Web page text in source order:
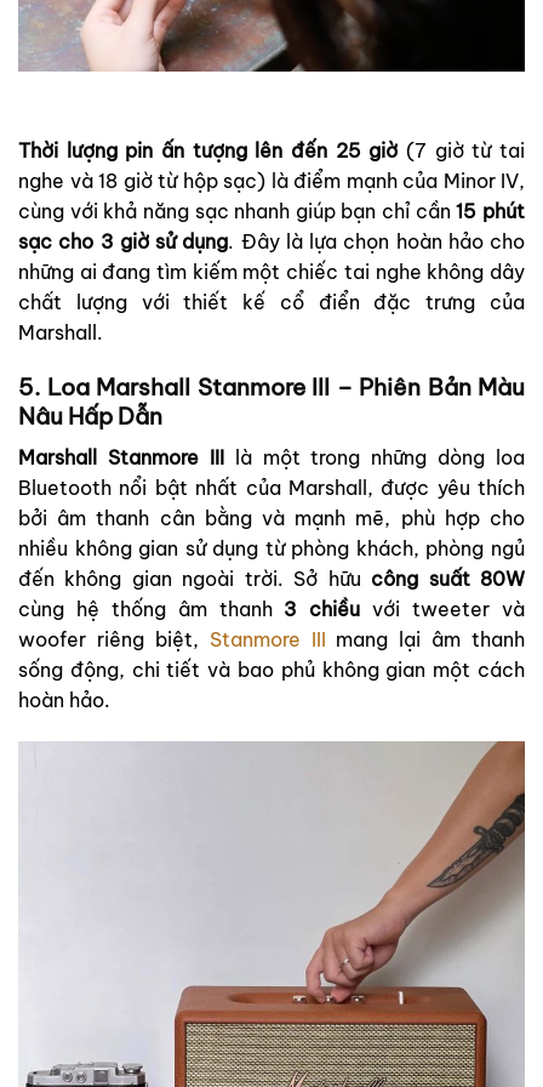
Thời lượng pin ấn tượng lên đến 25 giờ (7 giờ từ tai
nghe và 18 giờ từ hộp sạc) là điểm mạnh của Minor IV,
cùng với khả năng sạc nhanh giúp bạn chỉ cần15 phút
sạc cho 3 giờ sử dụng. Đây là lựa chọn hoàn hảo cho
những ai đang tìm kiếm một chiếc tai nghe không dây
chất lượng với thiết kế cổ điển đặc trưng của
Marshall.
5. Loa Marshall Stanmore III – Phiên Bản Màu
Nâu Hấp Dẫn
Marshall Stanmore IIIlà một trong những dòng loa
Bluetooth nổi bật nhất của Marshall, được yêu thích
bởi âm thanh cân bằng và mạnh mẽ, phù hợp cho
nhiều không gian sử dụng từ phòng khách, phòng ngủ
đến không gian ngoài trời. Sở hữu công suất 80W
cùng hệ thống âm thanh 3 chiều với tweeter và
woofer riêng biệt, Stanmore III mang lại âm thanh
sống động, chi tiết và bao phủ không gian một cách
hoàn hảo.